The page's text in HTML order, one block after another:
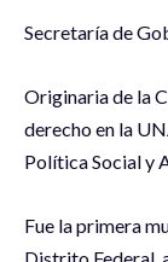
Secretaría de
Originaria de la
derecho en la
Política Social y
Fue la primera